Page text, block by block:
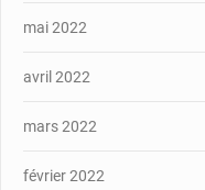
mai 2022
avril 2022
mars 2022
février 2022